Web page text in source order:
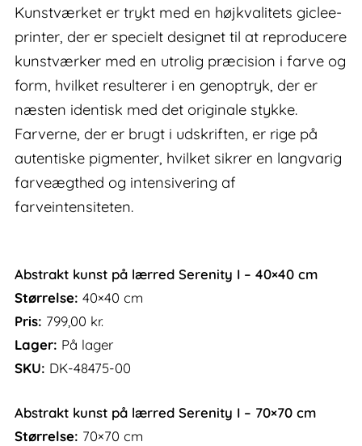
Kunstværket er trykt med en højkvalitets giclee-
printer, der er specielt designet til at reproducere
kunstværker med en utrolig præcision i farve og
form, hvilket resulterer i en genoptryk, der er
næsten identisk med det originale stykke.
Farverne, der er brugt i udskriften, er rige på
autentiske pigmenter, hvilket sikrer en langvarig
farveægthed og intensivering af
farveintensiteten.
Abstrakt kunst på lærred Serenity I – 40×40 cm
Størrelse: 40×40 cm
Pris: 799,00 kr.
Lager: På lager
SKU: DK-48475-00
Abstrakt kunst på lærred Serenity I – 70×70 cm
Størrelse: 70×70 cm